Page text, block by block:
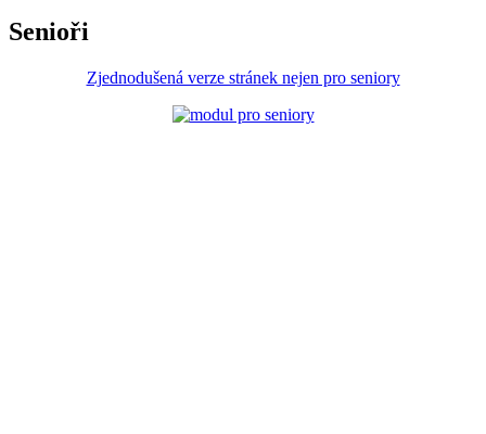
Senioři
Zjednodušená verze stránek nejen pro seniory